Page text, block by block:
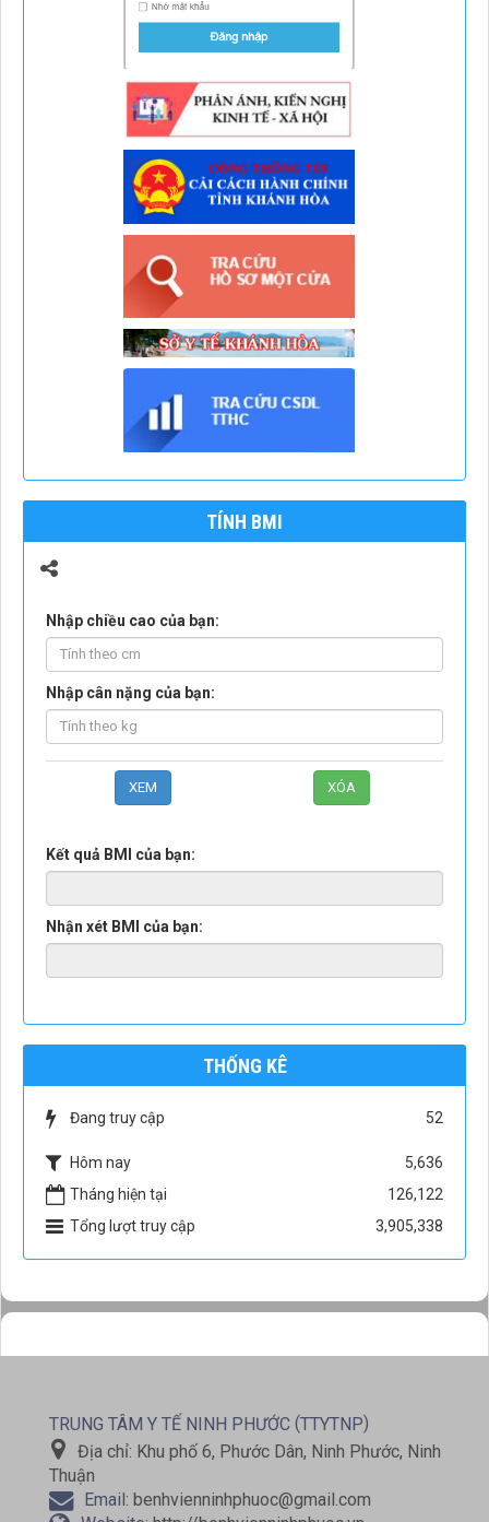
TÍNH BMI
Nhập chiều cao của bạn:
Nhập cân nặng của bạn:
Kết quả BMI của bạn:
Nhận xét BMI của bạn:
THỐNG KÊ
Đang truy cập 52
Hôm nay
5,636
Tháng hiện tại
126,122
Tổng lượt truy cập
3,905,338
TRUNG TÂM Y TẾ NINH PHƯỚC (TTYTNP)
Địa chỉ: Khu phố 6, Phước Dân, Ninh Phước, Ninh
Thuận
Email: benhvienninhphuoc@gmail.com